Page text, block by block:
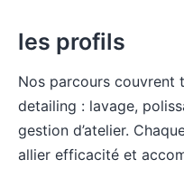
les profils
Nos parcours couvrent
detailing : lavage,
gestion d’atelier.
allier efficacité et